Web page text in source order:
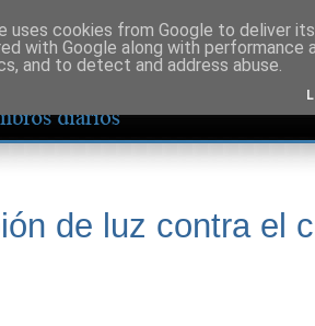
de luz contra el
uses cookies from Google to deliver
with Google along with
and to detect and address abuse.